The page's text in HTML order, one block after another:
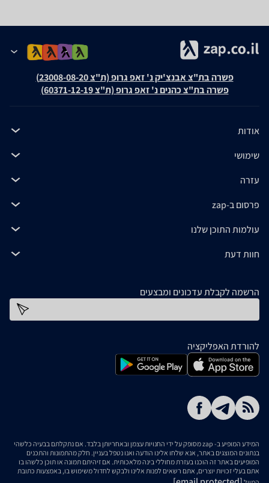
פשרה בת"צ אבנצ'יק נ' זאפ גרופ (ת"צ 23008-08-20)
פשרה בת"צ כהנים נ' זאפ גרופ (ת"צ 60371-12-19)
אודות
שימושי
עזרה
פרסום ב-zap
עולמות התוכן שלנו
חוות דעת
הרשמה לקבלת עדכונים ומבצעים
להורדת האפליקציה
המידע המופיע ב- zap מסופק על ידי החנויות עצמן ובאחריותן בלבד. אם נתקלתם בבעיה כלשהי
בנתונים המוצגים באתר, אנא שלחו אלינו הודעה ואנו נטפל בעניין. חלק מהתמונות והתכנים
המופיעים באתר זה הוכנו בעזרת מחוללי בינה מלאכותית. אם זיהיתם תמונה או תוכן כלשהו בו
אתם בעלי זכויות יוצרים, אתם רשאים לפנות אלינו ולבקש לחדול משימוש בו, באמצעות כתובת